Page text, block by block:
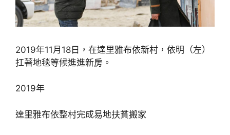
2019年11月18日，在達里雅布依新村，依明（左）
扛著地毯等候進進新房。
2019年
達里雅布依整村完成易地扶貧搬家